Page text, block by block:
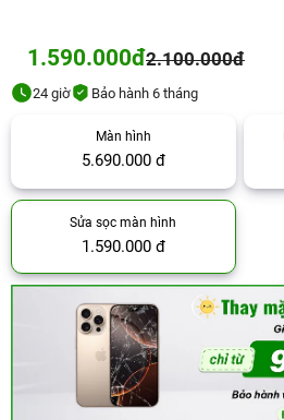
1.590.000đ2.100.000đ
24 giờ Bảo hành 6 tháng
Màn hình
5.690.000 đ
Sửa sọc màn hình
1.590.000 đ